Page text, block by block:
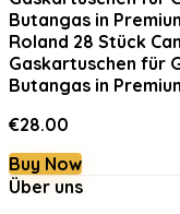
Roland 28 Stück
Gaskartuschen für
Butangas in
€28.00
Buy Now
Über uns